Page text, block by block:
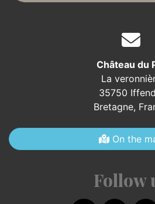
Château du
La
35750
Bretagne,
On the
Follow